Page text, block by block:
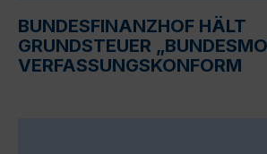
BUNDESFINANZHOF HÄLT
GRUNDSTEUER
VERFASSUNGSKONFORM